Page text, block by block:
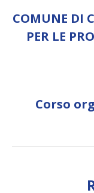
COMUNE DI
PER LE
Corso